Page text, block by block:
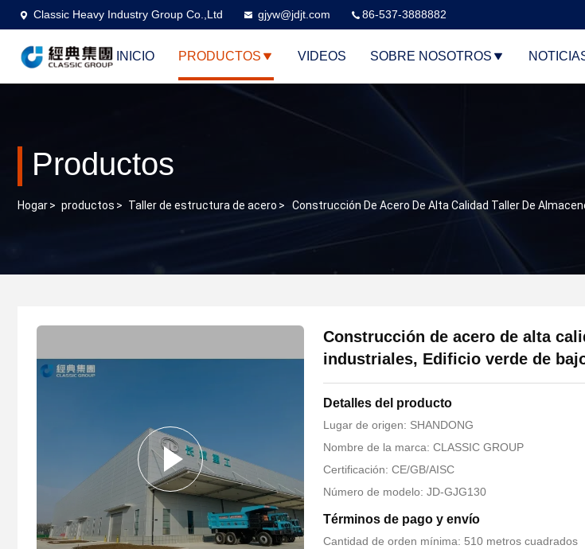
Classic Heavy Industry Group Co.,Ltd gjyw@jdjt.com 86-537-3888882
INICIO PRODUCTOS VIDEOS SOBRE NOSOTROS
Productos
Hogar> productos > Taller de estructura de acero > Construcción De Acero De Alta Calidad Taller De
Construcción de acero de alta
industriales, Edificio verde de
Detalles del producto
Lugar de origen: SHANDONG
Nombre de la marca: CLASSIC GROUP
Certificación: CE/GB/AISC
Número de modelo: JD-GJG130
Términos de pago y envío
Cantidad de orden mínima: 510 metros cuadrados